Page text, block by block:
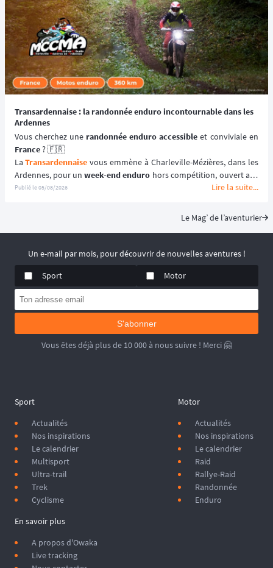
Transardennaise : la randonnée enduro incontournable dans les
Ardennes
Vous cherchez une randonnée enduro accessible
France ? 🇫🇷
La Transardennaise vous emmène à Charleville-Mézières, dans les
Ardennes, pour un week-end enduro hors compétition, ouvert aux
motos enduro, trail et trial dès 125 cm³. 🏍️
aventure moto mise sur
le plaisir de rouler plutôt que sur la performance chronométrée.
📆 Prochaines dates : du 19 au 20 Septembre 2026.
Publié le05/08/2026 Lire la suite...
Le Mag’ de l’aventurier
Un e-mail par mois, pour découvrir de nouvelles aventures !
Sport
Motor
S'abonner
Vous êtes déjà plus de 10 000 à nous suivre ! Merci 🤗
Sport
Actualités
Nos inspirations
Le calendrier
Multisport
Ultra-trail
Trek
Cyclisme
Motor
Actualités
Nos inspirations
Le calendrier
Raid
Rallye-Raid
Randonnée
Enduro
En savoir plus
A propos d'Owaka
Live tracking